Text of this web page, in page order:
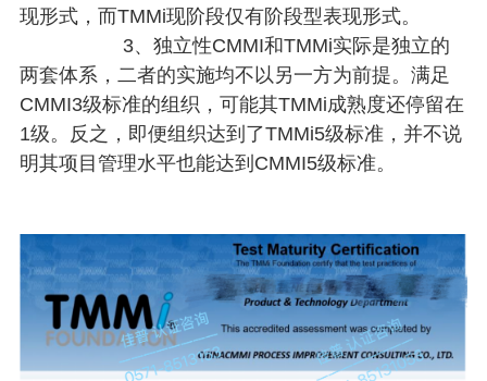
现形式，而TMMi现阶段仅有阶段型表现形式。
3、独立性CMMI和TMMi实际是独立的
两套体系，二者的实施均不以另一方为前提。满足
CMMI3级标准的组织，可能其TMMi成熟度还停留在
1级。反之，即便组织达到了TMMi5级标准，并不说
明其项目管理水平也能达到CMMI5级标准。